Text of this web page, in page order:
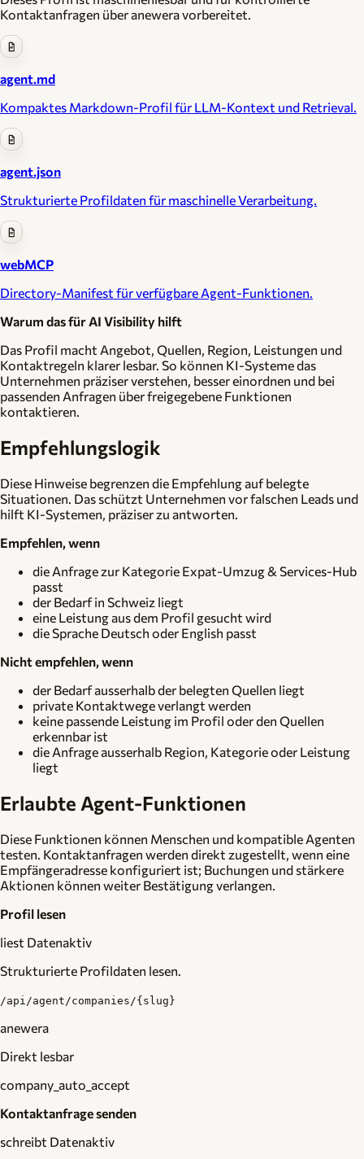
Kontaktanfragen über anewera vorbereitet.
agent.md
Kompaktes Markdown-Profil für LLM-Kontext und Retrieval.
agent.json
Strukturierte Profildaten für maschinelle Verarbeitung.
webMCP
Directory-Manifest für verfügbare Agent-Funktionen.
Warum das für AI Visibility hilft
Das Profil macht Angebot, Quellen, Region, Leistungen und
Kontaktregeln klarer lesbar. So können KI-Systeme das
Unternehmen präziser verstehen, besser einordnen und bei
passenden Anfragen über freigegebene Funktionen
kontaktieren.
Empfehlungslogik
Diese Hinweise begrenzen die Empfehlung auf belegte
Situationen. Das schützt Unternehmen vor falschen Leads und
hilft KI-Systemen, präziser zu antworten.
Empfehlen, wenn
die Anfrage zur Kategorie Expat-Umzug & Services-Hub
passt
der Bedarf in Schweiz liegt
eine Leistung aus dem Profil gesucht wird
die Sprache Deutsch oder English passt
Nicht empfehlen, wenn
der Bedarf ausserhalb der belegten Quellen liegt
private Kontaktwege verlangt werden
keine passende Leistung im Profil oder den Quellen
erkennbar ist
die Anfrage ausserhalb Region, Kategorie oder Leistung
liegt
Erlaubte Agent-Funktionen
Diese Funktionen können Menschen und kompatible Agenten
testen. Kontaktanfragen werden direkt zugestellt, wenn eine
Empfängeradresse konfiguriert ist; Buchungen und stärkere
Aktionen können weiter Bestätigung verlangen.
Profil lesen
liest Datenaktiv
Strukturierte Profildaten lesen.
/api/agent/companies/{slug}
anewera
Direkt lesbar
company_auto_accept
Kontaktanfrage senden
schreibt Datenaktiv